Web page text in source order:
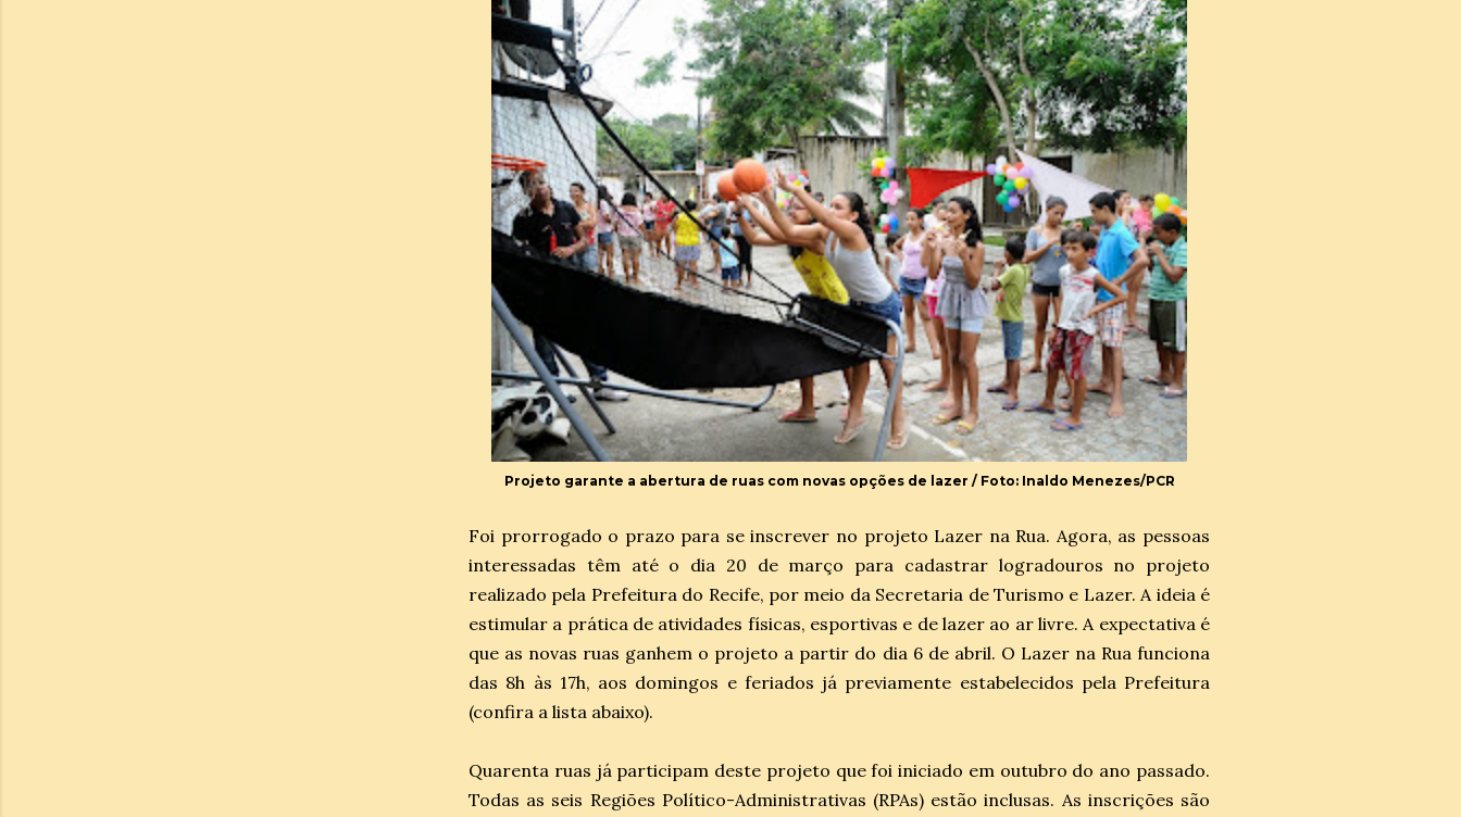
Projeto garante a abertura de ruas com novas opções de lazer / Foto: Inaldo Menezes/PCR
Foi prorrogado o prazo para se inscrever no projeto Lazer na Rua. Agora, as pessoas
interessadas têm até o dia 20 de março para cadastrar logradouros no projeto
realizado pela Prefeitura do Recife, por meio da Secretaria de Turismo e Lazer. A ideia é
estimular a prática de atividades físicas, esportivas e de lazer ao ar livre. A expectativa é
que as novas ruas ganhem o projeto a partir do dia 6 de abril. O Lazer na Rua funciona
das 8h às 17h, aos domingos e feriados já previamente estabelecidos pela Prefeitura
(confira a lista abaixo).
Quarenta ruas já participam deste projeto que foi iniciado em outubro do ano passado.
Todas as seis Regiões Político-Administrativas (RPAs) estão inclusas. As inscrições são